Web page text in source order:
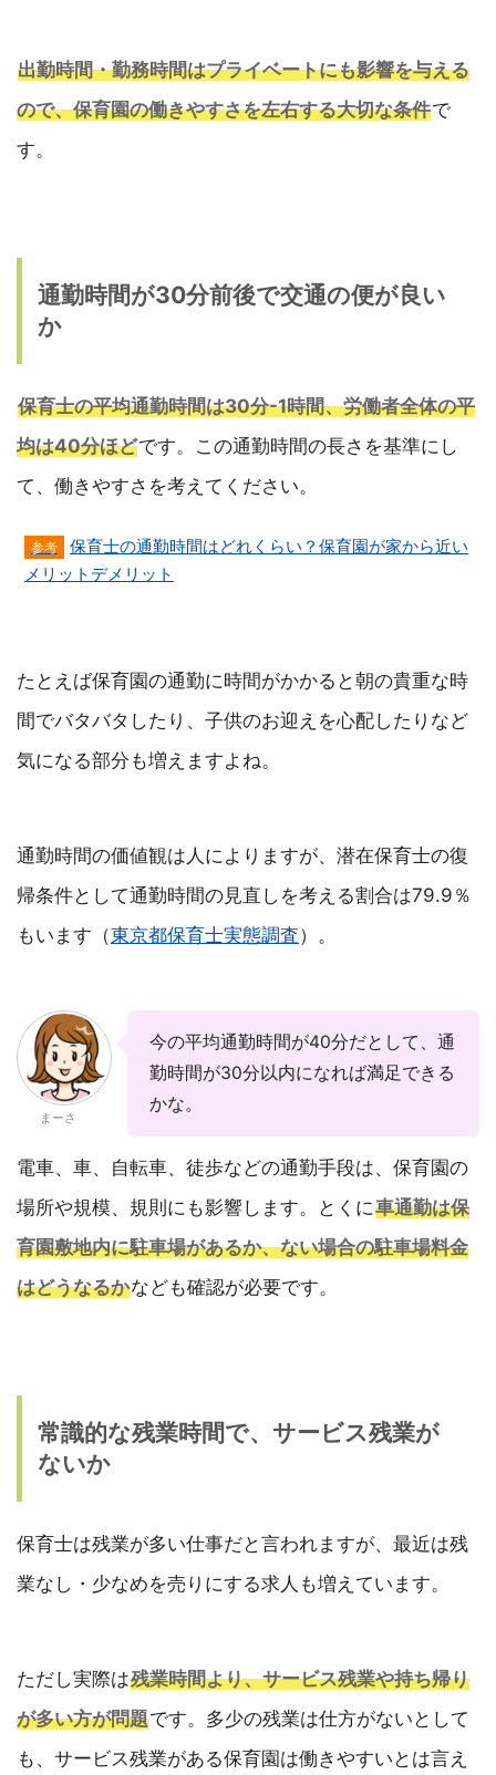
出勤時間・勤務時間はプライベートにも影響を与える
ので、保育園の働きやすさを左右する大切な条件で
す。
通勤時間が30分前後で交通の便が良い
か
保育士の平均通勤時間は30分-1時間、労働者全体の平
均は40分ほどです。この通勤時間の長さを基準にし
て、働きやすさを考えてください。
保育士の通勤時間はどれくらい？保育園が家から近い
メリットデメリット
たとえば保育園の通勤に時間がかかると朝の貴重な時
間でバタバタしたり、子供のお迎えを心配したりなど
気になる部分も増えますよね。
通勤時間の価値観は人によりますが、潜在保育士の復
帰条件として通勤時間の見直しを考える割合は79.9％
もいます（東京都保育士実態調査）。
まーさ
今の平均通勤時間が40分だとして、通
勤時間が30分以内になれば満足できる
かな。
電車、車、自転車、徒歩などの通勤手段は、保育園の
場所や規模、規則にも影響します。とくに車通勤は保
育園敷地内に駐車場があるか、ない場合の駐車場料金
はどうなるかなども確認が必要です。
常識的な残業時間で、サービス残業が
ないか
保育士は残業が多い仕事だと言われますが、最近は残
業なし・少なめを売りにする求人も増えています。
ただし実際は残業時間より、サービス残業や持ち帰り
が多い方が問題です。多少の残業は仕方がないとして
も、サービス残業がある保育園は働きやすいとは言え